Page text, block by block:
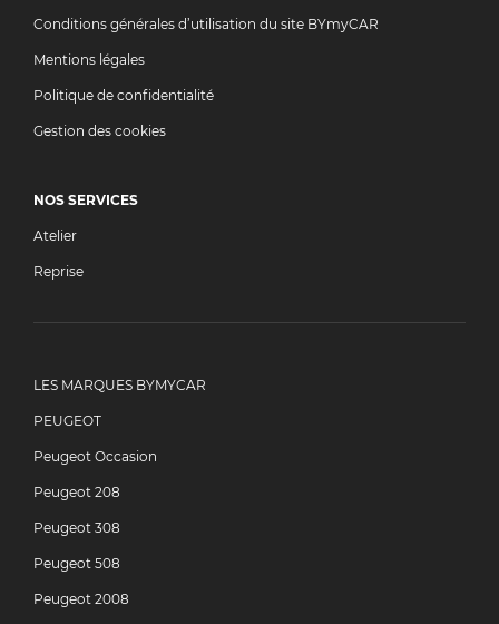
Conditions générales d’utilisation du site BYmyCAR
Mentions légales
Politique de confidentialité
Gestion des cookies
NOS SERVICES
Atelier
Reprise
LES MARQUES BYMYCAR
PEUGEOT
Peugeot Occasion
Peugeot 208
Peugeot 308
Peugeot 508
Peugeot 2008